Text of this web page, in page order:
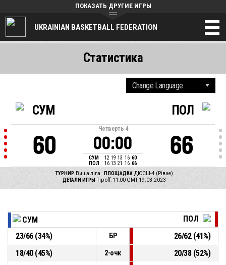
UKRAINIAN BASKETBALL FEDERATION
ПОКАЗАТЬ ДРУГИЕ ИГРЫ
СУМ
60
Четверть 4
00:00
СУМ 12 19 13 16 60
ПОЛ
16 13 21 16 66
ПОЛ
66
ТУРНИР Вища ліга ПЛОЩАДКА ДЮСШ-4 (Рівне)
ДЕТАЛИ ИГРЫ Tip off: 11:00 GMT 19.03.2023
Статистика
СУМ
ПОЛ
23/66(34%) БР 26/62(41%)
18/40(45%) 2-очк 20/38(52%)